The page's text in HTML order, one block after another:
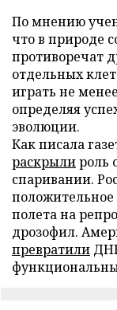
По мнению
что в природе
противоречат
отдельных
играть не
определяя
эволюции.
Как писала
раскрылироль
спаривании.
положительное
полета на
дрозофил.
превратили